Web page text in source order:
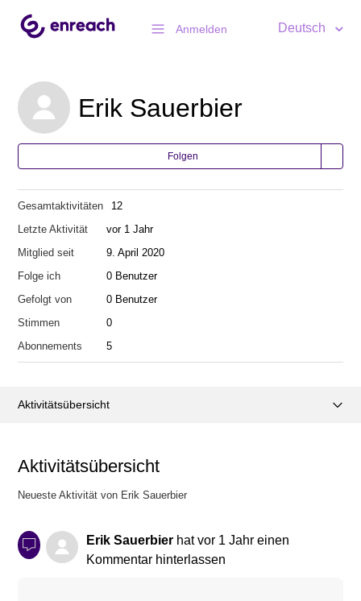
Anmelden Deutsch
Erik Sauerbier
Folgen
Gesamtaktivitäten
12
Letzte Aktivität
vor 1 Jahr
Mitglied seit
9. April 2020
Folge ich
0 Benutzer
Gefolgt von
0 Benutzer
Stimmen
0
Abonnements
5
Aktivitätsübersicht
Aktivitätsübersicht
Neueste Aktivität von Erik Sauerbier
Erik Sauerbier hatvor 1 Jahr einen
Kommentar hinterlassen